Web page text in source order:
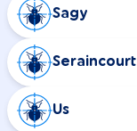
Sagy
Seraincourt
Us